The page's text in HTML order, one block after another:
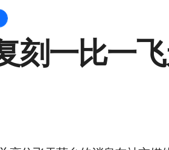
刻一比一